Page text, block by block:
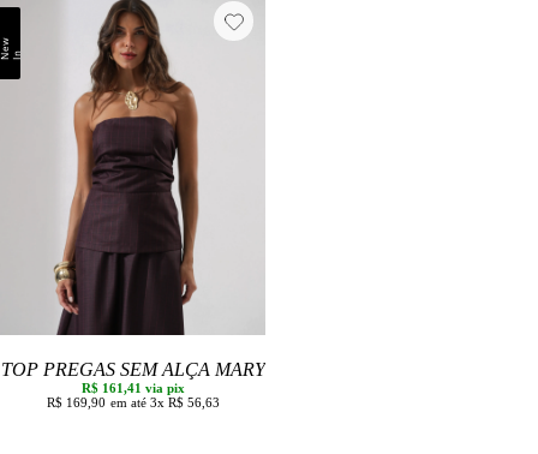
n
TOP PREGAS SEM ALÇA MARY
R$ 161,41 via pix
R$ 169,90
3x R$ 56,63